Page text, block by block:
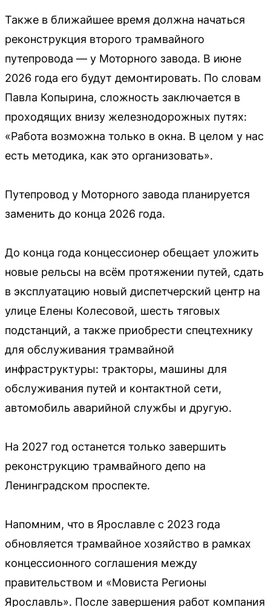
Также в ближайшее время должна начаться
реконструкция второго трамвайного
путепровода — у Моторного завода. В июне
2026 года его будут демонтировать. По словам
Павла Копырина, сложность заключается в
проходящих внизу железнодорожных путях:
«Работа возможна только в окна. В целом у нас
есть методика, как это организовать».
Путепровод у Моторного завода планируется
заменить до конца 2026 года.
До конца года концессионер обещает уложить
новые рельсы на всём протяжении путей, сдать
в эксплуатацию новый диспетчерский центр на
улице Елены Колесовой, шесть тяговых
подстанций, а также приобрести спецтехнику
для обслуживания трамвайной
инфраструктуры: тракторы, машины для
обслуживания путей и контактной сети,
автомобиль аварийной службы и другую.
На 2027 год останется только завершить
реконструкцию трамвайного депо на
Ленинградском проспекте.
Напомним, что в Ярославле с 2023 года
обновляется трамвайное хозяйство в рамках
концессионного соглашения между
правительством и «Мовиста Регионы
Ярославль». После завершения работ компания